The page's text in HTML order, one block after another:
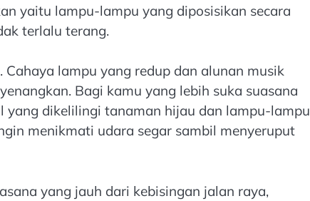
yaitu lampu-lampu yang diposisikan secara
terlalu terang.
lampu yang redup dan alunan musik
Bagi kamu yang lebih suka suasana
yang dikelilingi tanaman hijau dan lampu-lampu
menikmati udara segar sambil menyeruput
yang jauh dari kebisingan jalan raya,